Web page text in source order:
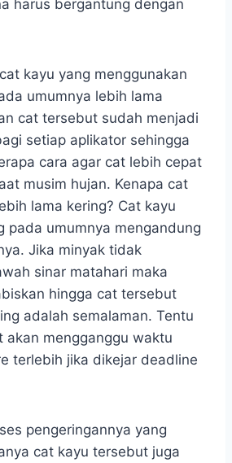
harus bergantung dengan
kayu yang menggunakan
umumnya lebih lama
cat tersebut sudah menjadi
setiap aplikator sehingga
cara agar cat lebih cepat
musim hujan. Kenapa cat
lama kering? Cat kayu
pada umumnya mengandung
Jika minyak tidak
sinar matahari maka
hingga cat tersebut
adalah semalaman. Tentu
akan mengganggu waktu
terlebih jika dikejar deadline
pengeringannya yang
cat kayu tersebut juga